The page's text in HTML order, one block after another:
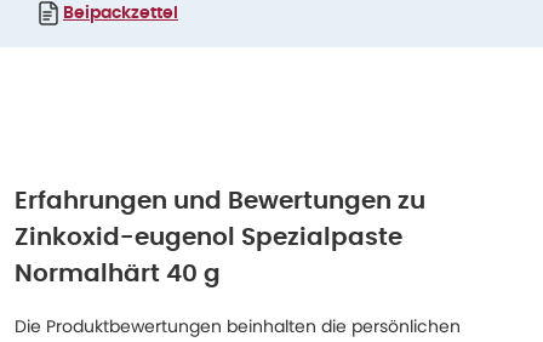
Beipackzettel
Erfahrungen und Bewertungen zu
Zinkoxid-eugenol Spezialpaste
Normalhärt 40 g
Die Produktbewertungen beinhalten die persönlichen